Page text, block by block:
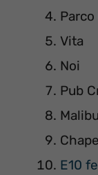
Vita
Noi
Pub
E10